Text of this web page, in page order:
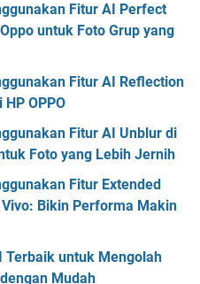
Fitur AI Perfect
untuk Foto Grup yang
Fitur AI Reflection
OPPO
Fitur AI Unblur di
Foto yang Lebih Jernih
Fitur Extended
Vivo: Bikin Performa Makin
Terbaik untuk Mengolah
Mudah